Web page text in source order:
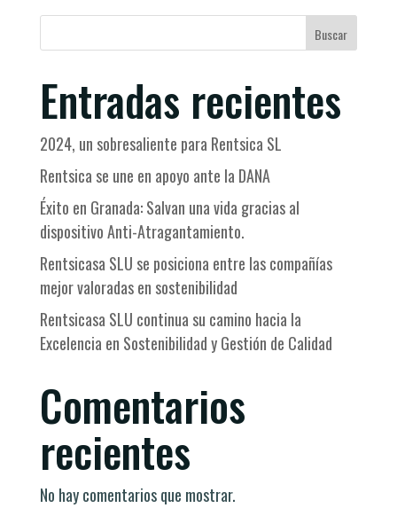
Buscar
Entradas recientes
2024, un sobresaliente para Rentsica SL
Rentsica se une en apoyo ante la DANA
Éxito en Granada: Salvan una vida gracias al
dispositivo Anti-Atragantamiento.
Rentsicasa SLU se posiciona entre las compañías
mejor valoradas en sostenibilidad
Rentsicasa SLU continua su camino hacia la
Excelencia en Sostenibilidad y Gestión de Calidad
Comentarios
recientes
No hay comentarios que mostrar.